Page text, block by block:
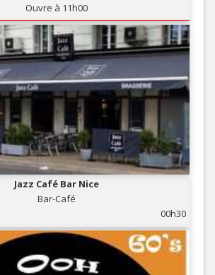
Ouvre à 11h00
Jazz Café Bar Nice
Bar-Café
00h30